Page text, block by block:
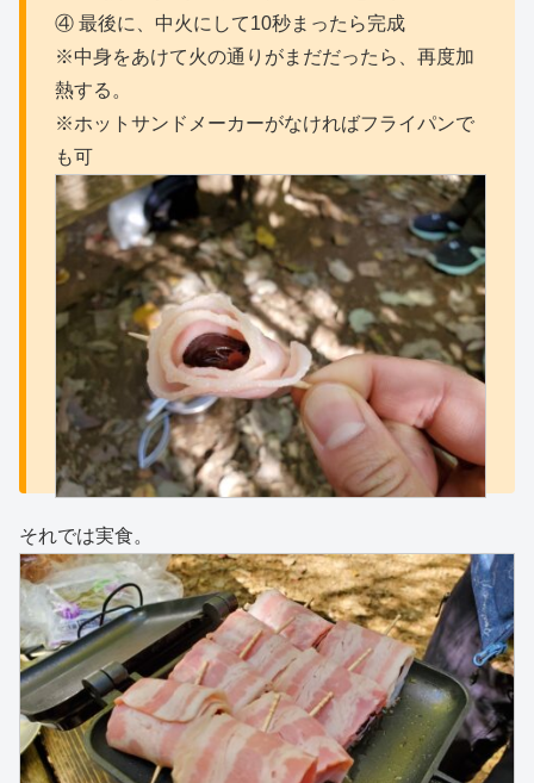
④ 最後に、中火にして10秒まったら完成
※中身をあけて火の通りがまだだったら、再度加
熱する。
※ホットサンドメーカーがなければフライパンで
も可
それでは実食。